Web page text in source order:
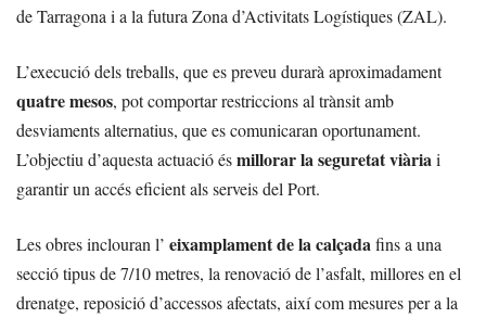
de Tarragona i a la futura Zona d’Activitats Logístiques (ZAL).
L’execució dels treballs, que es preveu durarà aproximadament
quatre mesos, pot comportar restriccions al trànsit amb
desviaments alternatius, que es comunicaran oportunament.
L’objectiu d’aquesta actuació ésmillorar la seguretat viàriai
garantir un accés eficient als serveis del Port.
Les obres inclouran l’ eixamplament de la calçadafins a una
secció tipus de 7/10 metres, la renovació de l’asfalt, millores en el
drenatge, reposició d’accessos afectats, així com mesures per a la